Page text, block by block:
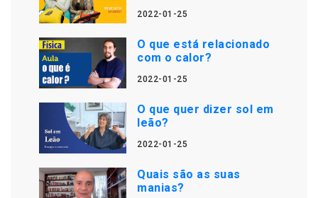
2022-01-25
O que está relacionado
com o calor?
2022-01-25
O que quer dizer sol em
leão?
2022-01-25
Quais são as suas
manias?